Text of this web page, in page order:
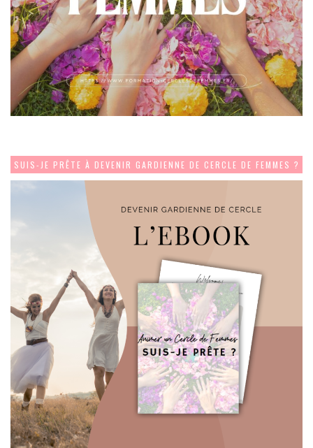
SUIS-JE PRÊTE À DEVENIR GARDIENNE DE CERCLE DE FEMMES ?